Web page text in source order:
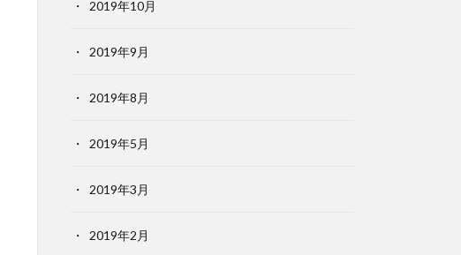
2019年10月
2019年9月
2019年8月
2019年5月
2019年3月
2019年2月